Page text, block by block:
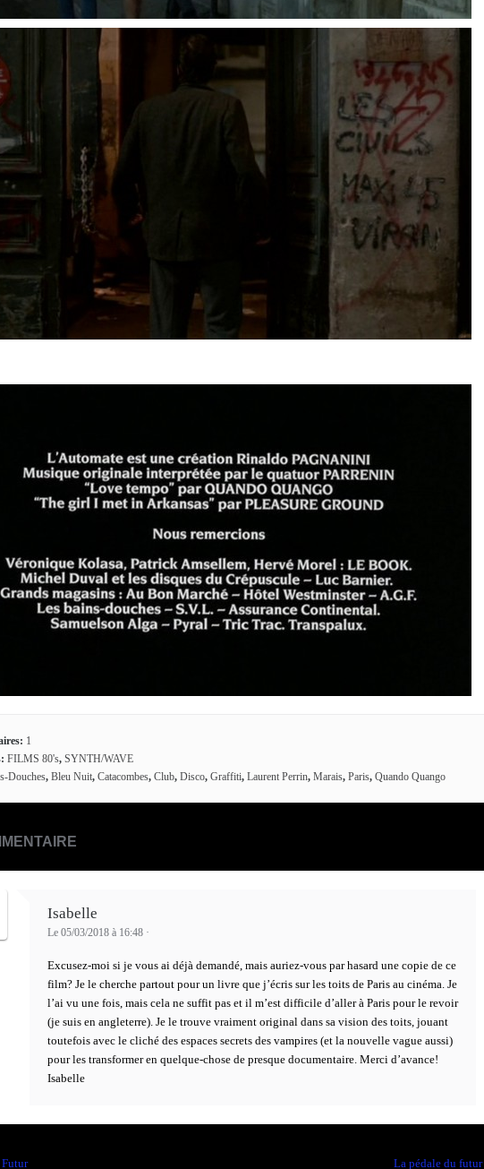
1
FILMS 80's, SYNTH/WAVE
Douches, Bleu Nuit, Catacombes, Club, Disco, Graffiti, Laurent Perrin, Marais, Paris, Quando Quango
Isabelle
Le 05/03/2018 à 16:48 ·
Excusez-moi si je vous ai déjà demandé, mais auriez-vous par hasard une copie de ce
film? Je le cherche partout pour un livre que j’écris sur les toits de Paris au cinéma. Je
l’ai vu une fois, mais cela ne suffit pas et il m’est difficile d’aller à Paris pour le revoir
(je suis en angleterre). Je le trouve vraiment original dans sa vision des toits, jouant
toutefois avec le cliché des espaces secrets des vampires (et la nouvelle vague aussi)
pour les transformer en quelque-chose de presque documentaire. Merci d’avance!
Isabelle
La pédale du futur